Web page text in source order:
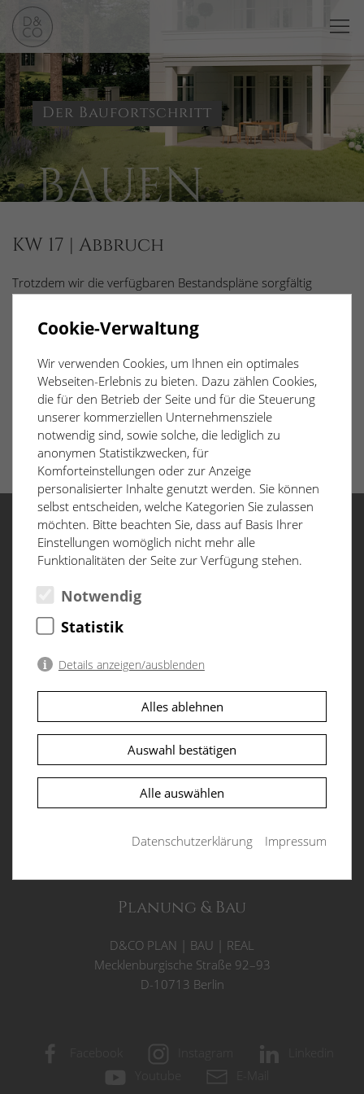
Der Baufortschritt
BAUEN
KW 17 | Abbruch
Trotzdem wir die verfügbaren Bestandspläne sorgfältig
Überraschungen, wie grundstücksübergreifende
Versorgungsleitungen, welche betriebssicher umverlegt
werden müssen.
Menü
Start
D&CO
Impressum
Objektadresse
Auber Steig 2
Planung & Bau
D&CO PLAN BAU
REAL
Mecklenburgische Straße 92–93
D-10713 Berlin
Cookie-Verwaltung
Wir verwenden Cookies, um Ihnen ein optimales
Webseiten-Erlebnis zu bieten. Dazu zählen Cookies,
die für den Betrieb der Seite und für die Steuerung
unserer kommerziellen Unternehmensziele
notwendig sind, sowie solche, die lediglich zu
anonymen Statistikzwecken, für
Komforteinstellungen oder zur Anzeige
personalisierter Inhalte genutzt werden. Sie können
selbst entscheiden, welche Kategorien Sie zulassen
möchten. Bitte beachten Sie, dass auf Basis Ihrer
Einstellungen womöglich nicht mehr alle
Funktionalitäten der Seite zur Verfügung stehen.
Notwendig
Statistik
Details anzeigen/ausblenden
Notwendig(2)
Notwendige Cookies ermöglichen grundlegende
Funktionen und sind für die einwandfreie
Funktion der Website erforderlich.
(Session)
Schlüssel, der die Sessiondaten auf dem Server
über Cookies oder als Bestandteil der URL an ein
Sessiondaten auf dem Server wiederfinden kann.
Laufzeit: Session
Anbieter: Diese Website
Datenschutzerklärung
Alles ablehnen
Auswahl bestätigen
Alle auswählen
Datenschutzerklärung Impressum